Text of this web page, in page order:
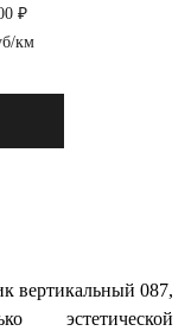
₽
км
вертикальный 087,
эстетической